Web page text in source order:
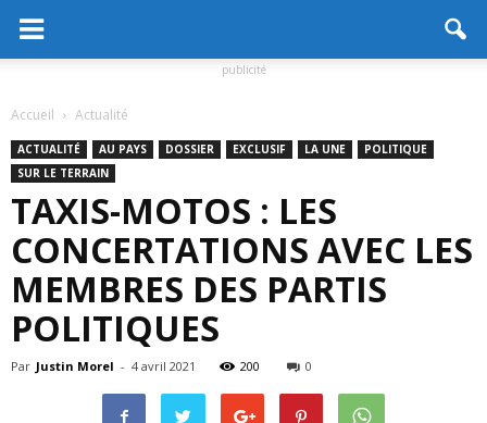
publicité
Accueil Actualité
ACTUALITÉ AU PAYS DOSSIER EXCLUSIF LA UNE
POLITIQUE
SUR LE TERRAIN
TAXIS-MOTOS : LES
CONCERTATIONS AVEC LES
MEMBRES DES PARTIS
POLITIQUES
Par Justin Morel - 4 avril 2021 200 0